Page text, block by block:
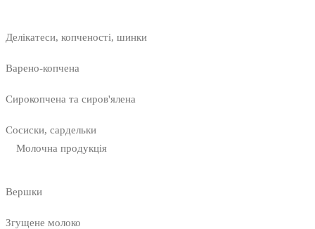
Делікатеси, копченості, шинки
Варено-копчена
Сирокопчена та сиров'ялена
Сосиски, сардельки
Молочна продукція
Вершки
Згущене молоко